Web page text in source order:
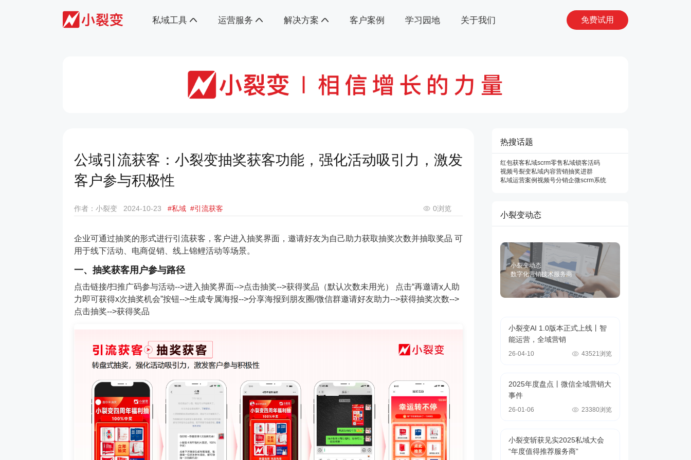
私域工具 运营服务 解决方案 客户案例 学习园地 关于我们 免费试用
公域引流获客：小裂变抽奖获客功能，强化活动吸引力，激发
客户参与积极性
作者：小裂变 2024-10-23 #私域 #引流获客 0浏览
企业可通过抽奖的形式进行引流获客，客户进入抽奖界面，邀请好友为自己助力获取抽奖次数并抽取奖品 可
用于线下活动、电商促销、线上锦鲤活动等场景。
一、抽奖获客用户参与路径
点击链接/扫推广码参与活动-->进入抽奖界面-->点击抽奖-->获得奖品（默认次数未用光） 点击“再邀请x人助
力即可获得x次抽奖机会”按钮-->生成专属海报-->分享海报到朋友圈/微信群邀请好友助力-->获得抽奖次数-->
点击抽奖-->获得奖品
热搜话题
红包获客私域scrm零售私域锁客活码
视频号裂变私域内容营销抽奖进群
私域运营案例视频号分销企微scrm系统
小裂变动态
小裂变动态
数字化营销技术服务商
小裂变AI 1.0版本正式上线丨智
能运营，全域营销
26-04-10 43521浏览
2025年度盘点丨微信全域营销大
事件
26-01-06 23380浏览
小裂变斩获见实2025私域大会
“年度值得推荐服务商”